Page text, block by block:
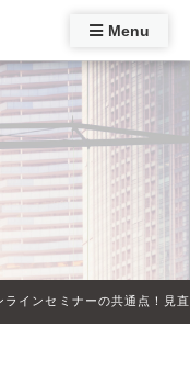
Menu
ラインセミナーの共通点！見